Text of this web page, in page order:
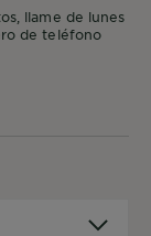
llame de lunes
de teléfono